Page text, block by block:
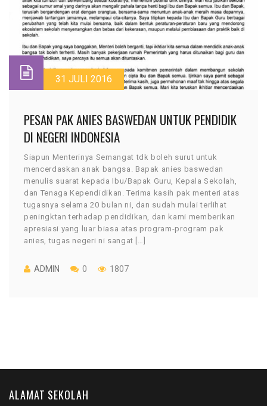
31 JULI 2016
PESAN PAK ANIES BASWEDAN UNTUK PENDIDIK
DI NEGERI INDONESIA
Siapun Menterinya Semangat tdk boleh surut untuk
mencerdaskan anak bangsa. Bapak anies baswedan
menulis suarat kepada Ibu/Bapak Guru, Kepala Sekolah,
dan Tenaga Kependidikan. Terima kasih pak menteri atas
tugasnya selama 20 bulan ni, dan sudah mulai terlihat
peningktan terhadap pendidikan, dan kami memberikan
apresiasi yang luar biasa atas program-program pak
anies, tugas negeri ni sangat […]
ADMIN 0 1807
ALAMAT SEKOLAH